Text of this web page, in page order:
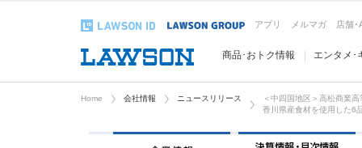
アプリ メルマガ 店舗･
商品･おトク情報 エンタメ･
Home 会社情報 ニュースリリース
＜中四国地区＞高松商業
香川県産食材を使用した6
企業情報